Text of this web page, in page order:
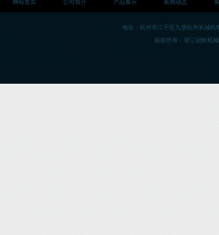
网站首页 公司简介 产品展示 新闻动态
地址：杭州市江干区九堡杭州长城机
版权所有：浙江冠航机